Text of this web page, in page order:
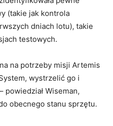
(takie jak kontrola
dniach lotu), takie
testowych.
na potrzeby misji Artemis
wystrzelić go i
powiedział Wiseman,
obecnego stanu sprzętu.